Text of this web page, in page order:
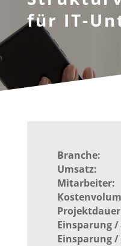
für IT-
Branche:
Umsatz:
Mitarbeiter:
Einsparung /
Einsparung /